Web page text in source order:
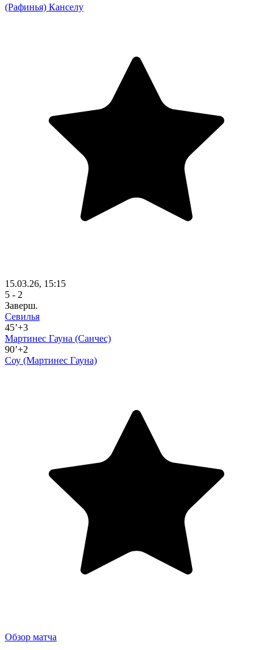
(Рафинья) Канселу
15.03.26, 15:15
5 - 2
Заверш.
Севилья
45’+3
Мартинес Гауна (Санчес)
90’+2
Соу (Мартинес Гауна)
Обзор матча